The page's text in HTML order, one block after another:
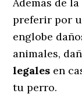
preferir por
englobe
animales,
legales en
tu perro.